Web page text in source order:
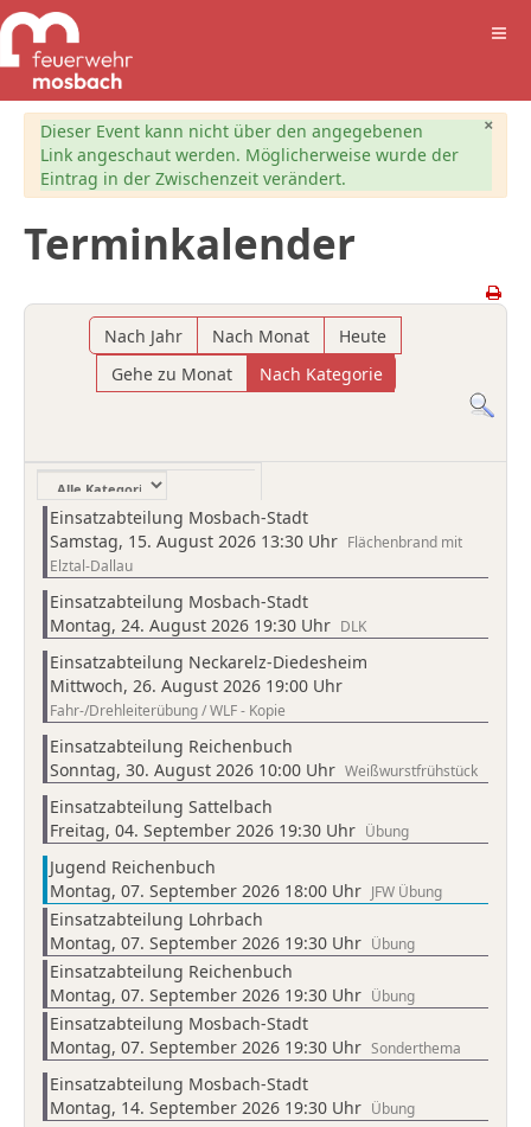
×
Warnung
Dieser Event kann nicht über den angegebenen
Link angeschaut werden. Möglicherweise wurde der
Eintrag in der Zwischenzeit verändert.
Terminkalender
Nach Jahr Nach Monat
Heute
Gehe zu Monat
Nach Kategorie
Eine Kategorie auswählen um die Liste zu filtern
Einsatzabteilung Mosbach-Stadt
Samstag, 15. August 2026 13:30 Uhr Flächenbrand mit
Elztal-Dallau
Einsatzabteilung Mosbach-Stadt
Montag, 24. August 2026 19:30 Uhr DLK
Einsatzabteilung Neckarelz-Diedesheim
Mittwoch, 26. August 2026 19:00 Uhr
Fahr-/Drehleiterübung / WLF - Kopie
Einsatzabteilung Reichenbuch
Sonntag, 30. August 2026 10:00 Uhr Weißwurstfrühstück
Einsatzabteilung Sattelbach
Freitag, 04. September 2026 19:30 Uhr Übung
Jugend Reichenbuch
Montag, 07. September 2026 18:00 Uhr JFW Übung
Einsatzabteilung Lohrbach
Montag, 07. September 2026 19:30 Uhr Übung
Einsatzabteilung Reichenbuch
Montag, 07. September 2026 19:30 Uhr Übung
Einsatzabteilung Mosbach-Stadt
Montag, 07. September 2026 19:30 Uhr Sonderthema
Einsatzabteilung Mosbach-Stadt
Montag, 14. September 2026 19:30 Uhr Übung